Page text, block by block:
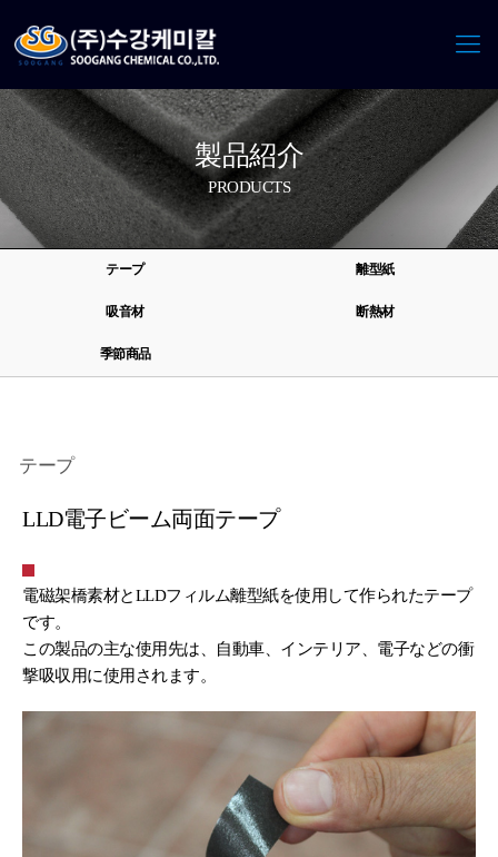
製品紹介
PRODUCTS
テープ 離型紙
吸音材 断熱材
季節商品
テープ
LLD電子ビーム両面テープ
電磁架橋素材とLLDフィルム離型紙を使用して作られたテープ
です。
この製品の主な使用先は、自動車、インテリア、電子などの衝
撃吸収用に使用されます。